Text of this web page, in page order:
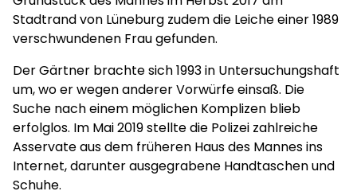
Stadtrand von Lüneburg zudem die Leiche einer 1989
verschwundenen Frau gefunden.
Der Gärtner brachte sich 1993 in Untersuchungshaft
um, wo er wegen anderer Vorwürfe einsaß. Die
Suche nach einem möglichen Komplizen blieb
erfolglos. Im Mai 2019 stellte die Polizei zahlreiche
Asservate aus dem früheren Haus des Mannes ins
Internet, darunter ausgegrabene Handtaschen und
Schuhe.